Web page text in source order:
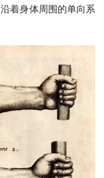
着身体周围的单向系